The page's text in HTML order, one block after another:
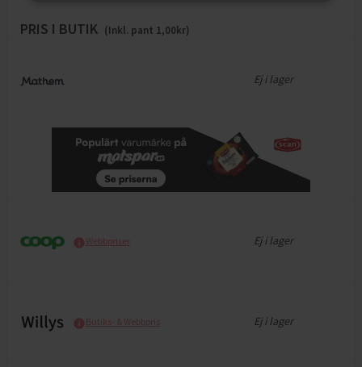
PRIS I BUTIK (Inkl. pant 1,00kr)
Ej i lager
Webbpriser Ej i lager
Butiks- & Webbpris Ej i lager